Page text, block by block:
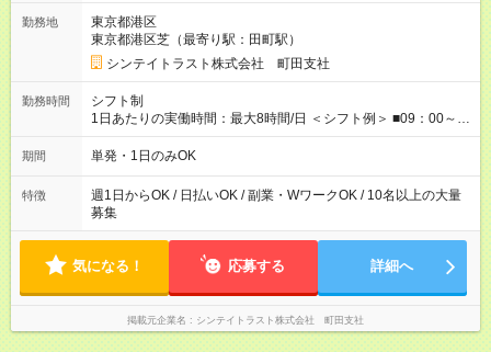
⇒希望をお聞かせください♪ ■各種資格手当あり ■残業手当あり ■
日給保障あり └早く終わっても”全額”支給！ ・－・－・ ≪ 法定
研修 ≫ 研修時の給与： 日給10，000円×3日間（24時間） ＝研
修費として合計30，000円支給 ＋交通費全額支給 ※規定あり
【試用期間】試用期間なし
勤務地
東京都港区
東京都港区芝（最寄り駅：田町駅）
シンテイトラスト株式会社 町田支社
勤務時間
シフト制
1日あたりの実働時間：最大8時間/日 ＜シフト例＞ ■09：00～
18：00 ■20：00～翌5：00 など！ 上記時間内で、 実働8時
間・休憩1時間／日
期間 単発・1日のみOK
特徴
週1日からOK / 日払いOK / 副業・WワークOK / 10名以上の大量
募集
気になる！ 応募する 詳細へ
掲載元企業名 シンテイトラスト株式会社 町田支社